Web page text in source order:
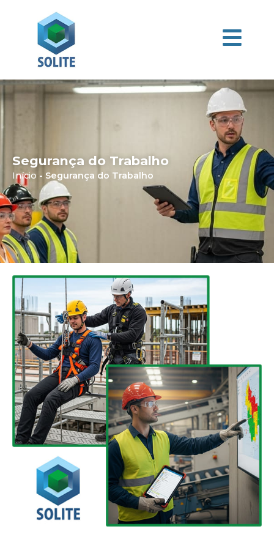
Segurança do Trabalho
Início - Segurança do Trabalho